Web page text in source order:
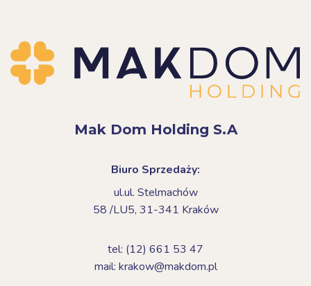
Mak Dom Holding S.A
Biuro Sprzedaży:
ul.ul. Stelmachów
58 /LU5, 31-341 Kraków
tel: (12) 661 53 47
mail: krakow@makdom.pl